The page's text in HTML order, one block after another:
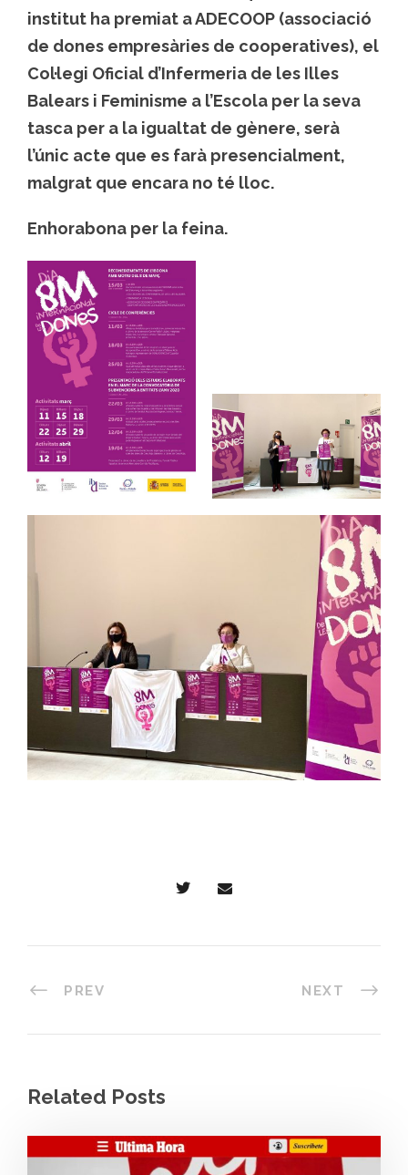
institut ha premiat a ADECOOP (associació
de dones empresàries de cooperatives), el
Col·legi Oficial d’Infermeria de les Illes
Balears i Feminisme a l’Escola per la seva
tasca per a la igualtat de gènere, serà
l’únic acte que es farà presencialment,
malgrat que encara no té lloc.
Enhorabona per la feina.
PREV NEXT
Related Posts